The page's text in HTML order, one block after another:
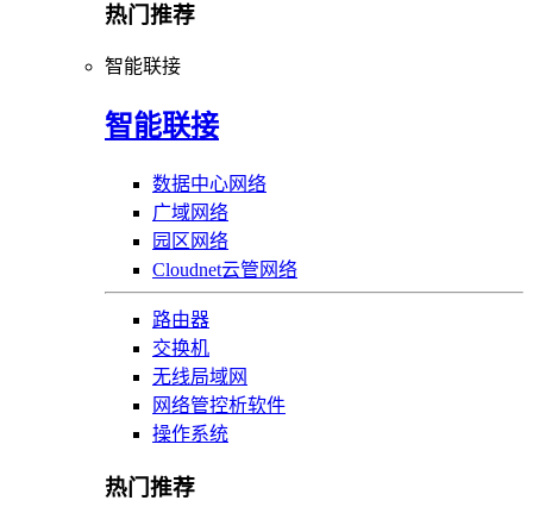
热门推荐
智能联接
智能联接
数据中心网络
广域网络
园区网络
Cloudnet云管网络
路由器
交换机
无线局域网
网络管控析软件
操作系统
热门推荐